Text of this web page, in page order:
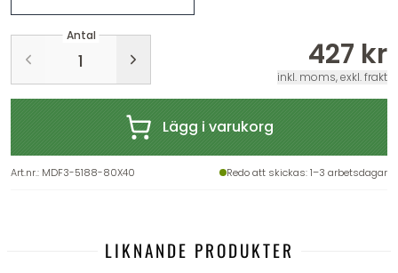
Antal
427 kr
inkl. moms, exkl. frakt
Lägg i varukorg
Art.nr.: MDF3-5188-80X40 Redo att skickas: 1–3 arbetsdagar
LIKNANDE PRODUKTER